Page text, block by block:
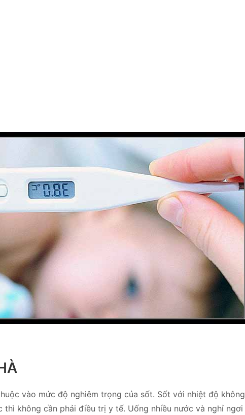
vào mức độ nghiêm trọng của sốt. Sốt với nhiệt độ không
không cần phải điều trị y tế. Uống nhiều nước và nghỉ ngơi